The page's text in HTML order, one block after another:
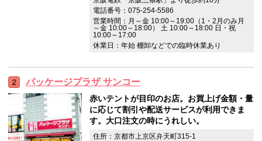
電話番号：075-254-5586
営業時間：月～金 10:00～19:00（1・2月のみ月
～金 10:00～18:00） 土 10:00～18:00 日・祝
10:00～17:00
休業日：年始 棚卸などでの臨時休業あり
パッケージプラザ サンコー
赤いテントが目印のお店。お買上げ金額・量
に応じて割引や配送サービスが利用できま
す。大口注文の時にうれしい。
住所：京都市上京区弁天町315-1